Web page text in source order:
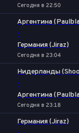
Сегодня в 22:50
Аргентина
-
Германия (Jiraz)
Сегодня в 23:04
Нидерланды
-
Аргентина
Сегодня в 23:18
Германия (Jiraz)